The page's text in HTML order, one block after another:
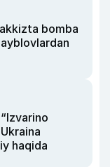
bomba
haqida